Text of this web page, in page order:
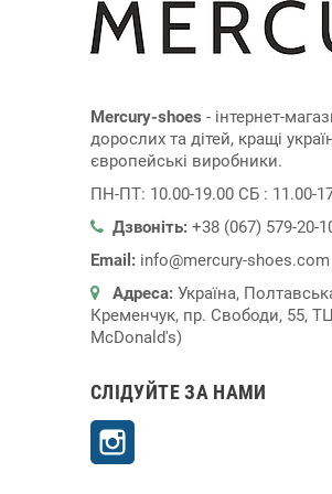
Mercury-shoes - інтернет-
дорослих та дітей, кращі
європейські виробники.
ПН-ПТ: 10.00-19.00 СБ : 11.00-
Дзвоніть: +38 (067) 579-20-
Email: info@mercury-shoes.com
Адреса: Україна,
Кременчук, пр. Свободи, 55,
McDonald's)
СЛІДУЙТЕ ЗА НАМИ